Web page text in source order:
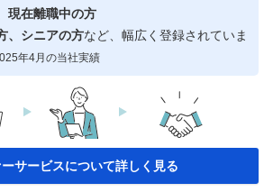
現在離職中の方
、シニアの方など、幅広く登録されていま
年4月の当社実績
サービスについて詳しく見る